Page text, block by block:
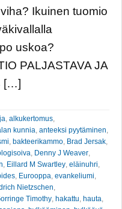
Ikuinen tuomio
uskoa?
PALJASTAVA JA
[…]
, alkukertomus,
kunnia, anteeksi pyytäminen,
, bakteerikammo, Brad Jersak,
, Denny J Weaver,
, Eillard M Swartley, eläinuhri,
, Eurooppa, evankeliumi,
Nietzschen,
Timothy, hakattu, hauta,